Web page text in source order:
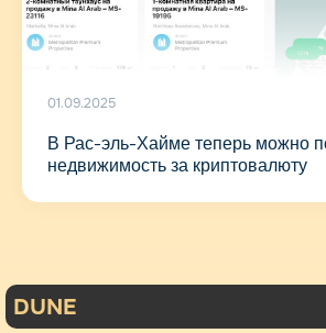
01.09.2025
В Рас-эль-Хайме теперь можно
недвижимость за криптовалюту
DUNE